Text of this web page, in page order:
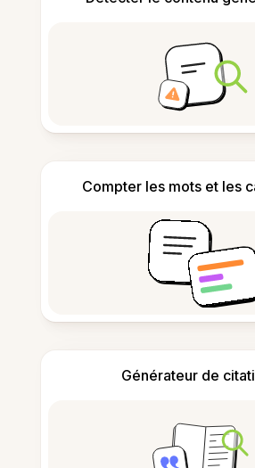
Compter les mots et les
Générateur de